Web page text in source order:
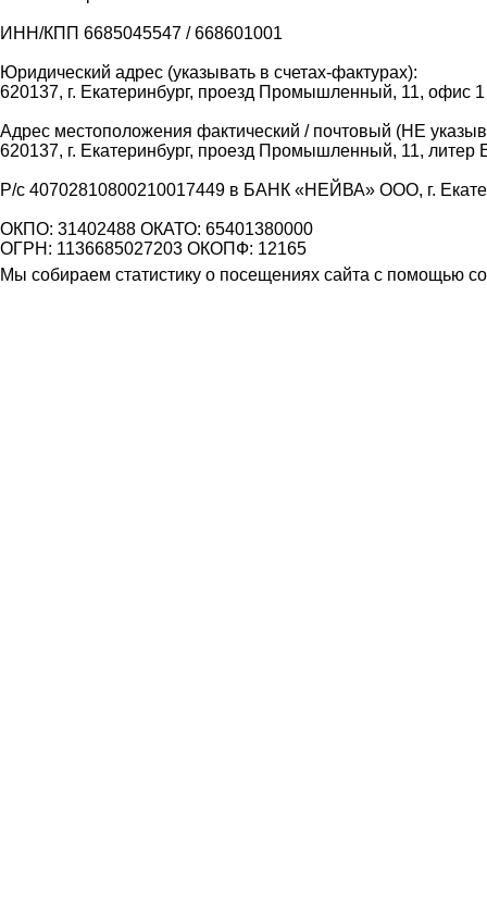
ИНН/КПП 6685045547 / 668601001
Юридический адрес (указывать в счетах-фактурах):
620137, г. Екатеринбург, проезд Промышленный, 11, офис 1
Адрес местоположения фактический / почтовый (НЕ
620137, г. Екатеринбург, проезд Промышленный, 11, литер
Р/с 40702810800210017449 в БАНК «НЕЙВА» ООО, г.
ОКПО: 31402488 ОКАТО: 65401380000
ОГРН: 1136685027203 ОКОПФ: 12165
Мы собираем статистику о посещениях сайта с помощью